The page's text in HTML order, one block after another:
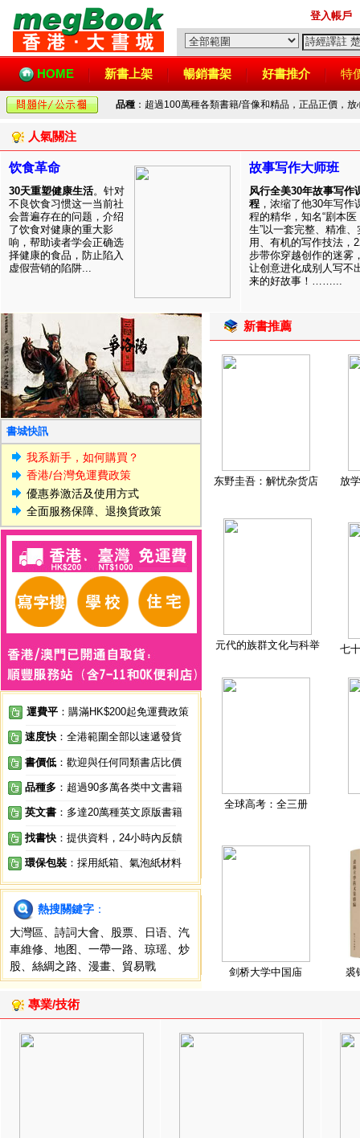
登入帳戶
HOME 新書上架 暢銷書架 好書推介 特
品種 ：超過100萬種各類書籍/音像和精品，正品正價，
人氣關注
饮食革命
30天重塑健康生活。针对
不良饮食习惯这一当前社
会普遍存在的问题，介绍
了饮食对健康的重大影
响，帮助读者学会正确选
择健康的食品，防止陷入
虚假营销的陷阱...
故事写作大师班
风行全美30年故事写作
程 ，浓缩了他30年写作
程的精华，知名“剧本医
生”以一套完整、精准、
用、有机的写作技法，
步带你穿越创作的迷雾
让创意进化成别人写不
来的好故事！……...
書城快訊
我系新手，如何購買？
香港/台灣免運費政策
優惠券激活及使用方式
全面服務保障、退換貨政策
運費平 ：購滿HK$200起免運費政策
速度快 ：全港範圍全部以速遞發貨
書價低 ：歡迎與任何同類書店比價
品種多 ：超過90多萬各类中文書籍
英文書 ：多達20萬種英文原版書籍
找書快 ：提供資料，24小時內反饋
環保包裝 ：採用紙箱、氣泡紙材料
熱搜關鍵字 ：
大灣區
詩詞大會 股票 日语
汽
車維修
地图 一帶一路 琼瑶
炒
股
絲綢之路 漫畫 貿易戰
新書推薦
东野圭吾：解忧杂货店 放
元代的族群文化与科举 七
全球高考：全三册
剑桥大学中国庙 裘
專業/技術